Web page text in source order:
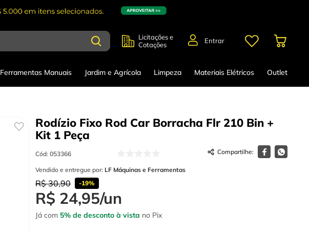
Licitações e
Cotações
Entrar
Ferramentas Manuais Jardim e Agrícola Limpeza Materiais Elétricos Outlet
Rodízio Fixo Rod Car Borracha Flr 210 Bin +
Kit 1 Peça
Cód: 053366
Vendido e entregue por: LF Máquinas e Ferramentas
R$ 30,90 -19%
R$ 24,95/un
Já com 5% de desconto à vista no Pix